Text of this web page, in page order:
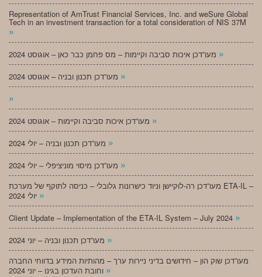
Representation of AmTrust Financial Services, Inc. and weSure Global
Tech in an investment transaction for a total consideration of NIS 37M
»
»
»
»
»
»
»
מעו”דכן רה-לוקיישן וניוד כישרונות גלובלי – כניסה לתוקף של מערכת ETA-IL –
»
Client Update – Implementation of the ETA-IL System – July 2024 »
»
מעו”דכן שוק הון – חידושים בדיני ניירות ערך – מהותיות המידע בדווחי החברה
»